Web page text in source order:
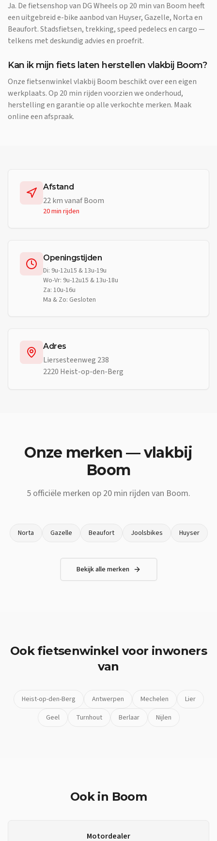
Ja. De fietsenshop van DG Wheels op 20 min van Boom heeft
een uitgebreid e-bike aanbod van Huyser, Gazelle, Norta en
Beaufort. Stadsfietsen, trekking, speed pedelecs en cargo —
telkens met deskundig advies en proefrit.
Kan ik mijn fiets laten herstellen vlakbij Boom?
Onze fietsenwinkel vlakbij Boom beschikt over een eigen
werkplaats. Op 20 min rijden voorzien we onderhoud,
herstelling en garantie op alle verkochte merken. Maak
online een afspraak.
Afstand
22km vanafBoom
20 min rijden
Openingstijden
Di: 9u-12u15 & 13u-19u
Wo-Vr: 9u-12u15 & 13u-18u
Za: 10u-16u
Ma & Zo: Gesloten
Adres
Liersesteenweg 238
2220 Heist-op-den-Berg
Onze merken — vlakbij
Boom
5 officiële merken op 20 min rijden van Boom.
Norta Gazelle Beaufort Joolsbikes Huyser
Bekijk alle merken
Ook fietsenwinkel voor inwoners
van
Heist-op-den-Berg Antwerpen Mechelen
Lier
Geel
Turnhout Berlaar Nijlen
Ook in Boom
Motordealer